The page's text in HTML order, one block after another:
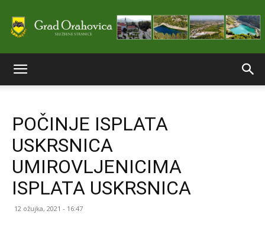
stranice
Grada
POČINJE ISPLATA
USKRSNICA
UMIROVLJENICIMA
ISPLATA USKRSNICA
12 ožujka, 2021 - 16:47